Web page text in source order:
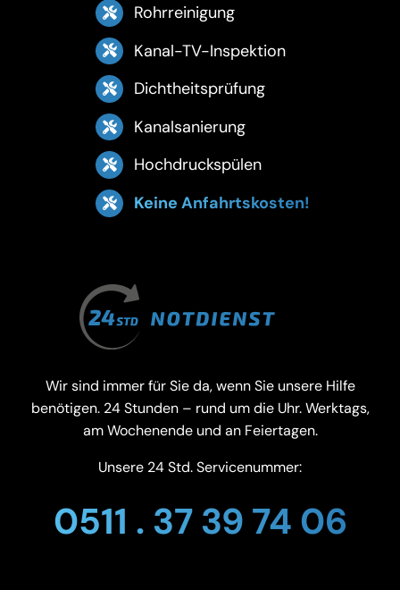
Rohrreinigung
Kanal-TV-Inspektion
Dichtheitsprüfung
Kanalsanierung
Hochdruckspülen
Keine Anfahrtskosten!
Wir sind immer für Sie da, wenn Sie unsere Hilfe
benötigen. 24 Stunden – rund um die Uhr. Werktags,
am Wochenende und an Feiertagen.
Unsere 24 Std. Servicenummer:
0511 . 37 39 74 06